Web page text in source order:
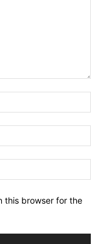
this browser for the